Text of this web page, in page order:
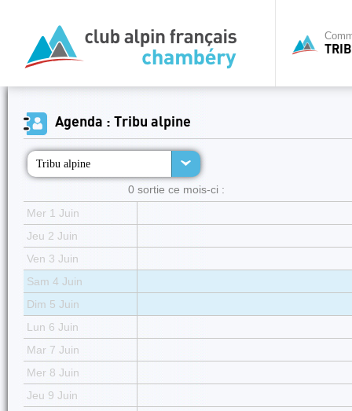
Agenda : Tribu alpine
Tribu alpine
0 sortie ce mois-ci :
Mer 1 Juin
Jeu 2 Juin
Ven 3 Juin
Sam 4 Juin
Dim 5 Juin
Lun 6 Juin
Mar 7 Juin
Mer 8 Juin
Jeu 9 Juin